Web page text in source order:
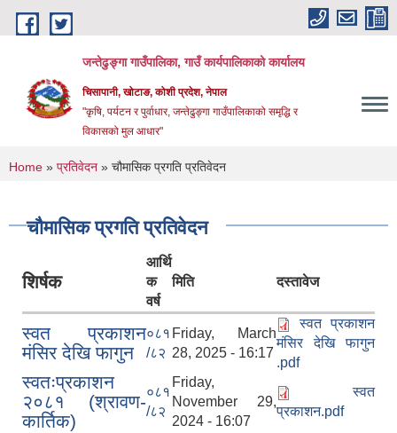
Skip to main content
जन्तेढुङ्गा गाउँपालिका, गाउँ कार्यपालिकाको कार्यालय
चिसापानी, खोटाङ, कोशी प्रदेश, नेपाल
"कृषि, पर्यटन र पुर्वाधार, जन्तेढुङ्गा गाउँपालिकाको समृद्धि र
विकासको मुल आधार"
You are here
Home » प्रतिवेदन » चौमासिक प्रगति प्रतिवेदन
चौमासिक प्रगति प्रतिवेदन
शिर्षक
आर्थि
क
वर्ष
मिति दस्तावेज
स्वत प्रकाशन
मंसिर देखि फागुन
०८१
/८२
Friday, March
28, 2025 - 16:17
स्वत प्रकाशन
मंसिर देखि फागुन
.pdf
स्वतःप्रकाशन
२०८१ (श्रावण-
कार्तिक)
०८१
/८२
Friday,
November 29,
2024 - 16:07
स्वत
प्रकाशन.pdf